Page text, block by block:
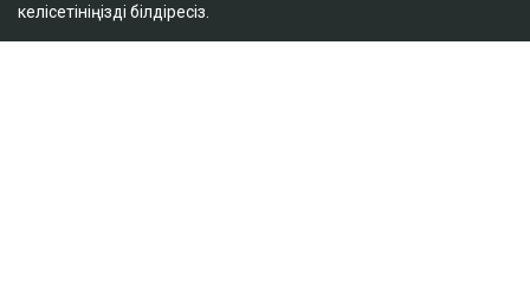
footer.menu-title-2
О проекте
келісетініңізді білдіресіз.